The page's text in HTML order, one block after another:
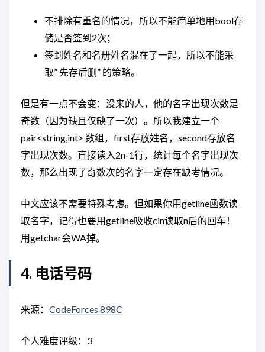
不排除有重名的情况，所以不能简单地用bool存
储是否签到2次；
签到姓名和名册姓名混在了一起，所以不能采
取” 先存后删” 的策略。
但是有一点不会变：没来的人，他的名字出现次数是
奇数（因为缺且仅缺了一次）。所以我建立一个
pair<string,int> 数组，first存放姓名，second存放名
字出现次数。直接读入2n-1行，统计每个名字出现次
数，那么出现了奇数次的名字一定存在缺考情况。
中文应该不需要特殊考虑。但如果你用getline函数读
取名字，记得也要用getline吸收cin读取n后的回车！
用getchar会WA掉。
4. 电话号码
来源： CodeForces 898C
个人难度评级：3